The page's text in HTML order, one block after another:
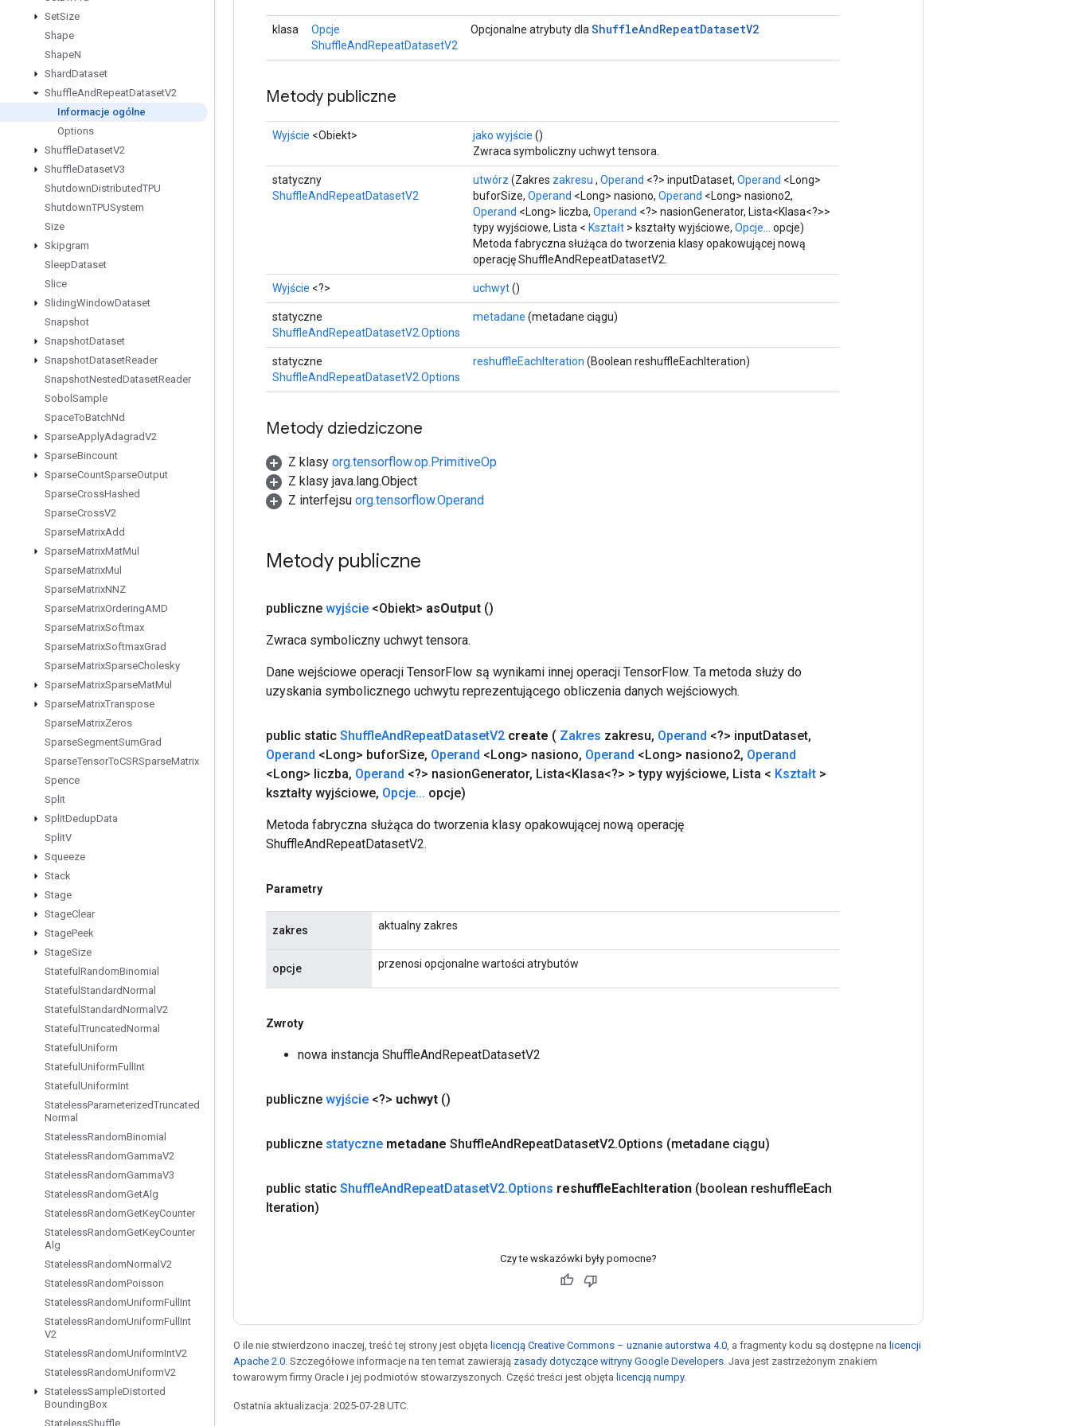
SetSize
Shape
ShapeN
ShardDataset
ShuffleAndRepeatDatasetV2
Informacje ogólne
Options
ShuffleDatasetV2
ShuffleDatasetV3
ShutdownDistributedTPU
ShutdownTPUSystem
Size
Skipgram
SleepDataset
Slice
SlidingWindowDataset
Snapshot
SnapshotDataset
SnapshotDatasetReader
SnapshotNestedDatasetReader
Sobol Sample
SpaceToBatchNd
SparseApplyAdagradV2
SparseBincount
SparseCountSparseOutput
SparseCrossHashed
SparseCrossV2
SparseMatrixAdd
SparseMatrixMatMul
SparseMatrixMul
SparseMatrixNNZ
SparseMatrixOrderingAMD
SparseMatrixSoftmax
SparseMatrixSoftmaxGrad
SparseMatrixSparseCholesky
SparseMatrixSparseMatMul
SparseMatrixTranspose
SparseMatrixZeros
SparseSegmentSumGrad
SparseTensorToCSRSparseMatrix
Spence
Split
SplitDedupData
SplitV
Squeeze
Stack
Stage
StageClear
StagePeek
StageSize
Stateful RandomBinomial
Stateful StandardNormal
Stateful StandardNormal V2
Stateful TruncatedNormal
Stateful Uniform
Stateful UniformFull Int
Stateful UniformInt
StatelessParameterizedTruncated
Normal
StatelessRandomBinomial
StatelessRandomGammaV2
StatelessRandomGammaV3
StatelessRandomGetAlg
StatelessRandomGetKeyCounter
StatelessRandomGetKeyCounter
Alg
StatelessRandomNormal V2
StatelessRandomPoisson
StatelessRandomUniformFull Int
StatelessRandomUniformFull Int
V2
StatelessRandomUniformIntV2
StatelessRandomUniformV2
StatelessSampleDistorted
BoundingBox
StatelessShuffle
klasa
Opcje
ShuffleAndRepeatDatasetV2
Opcjonalne atrybuty dla ShuffleAndRepeatDatasetV2
Metody publiczne
Wyjście <Obiekt> jako wyjście ()
Zwraca symboliczny uchwyt tensora.
statyczny
ShuffleAndRepeatDatasetV2
utwórz (Zakres zakresu , Operand <?> inputDataset, Operand <Long>
buforSize, Operand <Long> nasiono, Operand <Long> nasiono2,
Operand <Long> liczba, Operand <?> nasionGenerator, Lista<Klasa<?>>
typy wyjściowe, Lista < Kształt > kształty wyjściowe, Opcje...
opcje)
Metoda fabryczna służąca do tworzenia klasy opakowującej nową
operację ShuffleAndRepeatDatasetV2.
Wyjście <?> uchwyt()
statyczne
ShuffleAndRepeatDatasetV2.Options
metadane (metadane ciągu)
statyczne
ShuffleAndRepeatDatasetV2.Options
reshuffleEachIteration (Boolean reshuffleEachIteration)
Metody dziedziczone
Z klasy org.tensorflow.op.PrimitiveOp
Z klasy java.lang.Object
Z interfejsu org.tensorflow.Operand
Metody publiczne
publiczne wyjście <Obiekt> asOutput ()
Zwraca symboliczny uchwyt tensora.
Dane wejściowe operacji TensorFlow są wynikami innej operacji TensorFlow. Ta metoda służy do
uzyskania symbolicznego uchwytu reprezentującego obliczenia danych wejściowych.
public static ShuffleAndRepeatDatasetV2 create ( Zakres zakresu, Operand <?> inputDataset,
Operand <Long> buforSize, Operand <Long> nasiono, Operand <Long> nasiono2, Operand
<Long> liczba, Operand <?> nasionGenerator, Lista<Klasa<?> > typy wyjściowe, Lista < Kształt >
kształty wyjściowe, Opcje... opcje)
Metoda fabryczna służąca do tworzenia klasy opakowującej nową operację
ShuffleAndRepeatDatasetV2.
Parametry
zakres aktualny zakres
opcje przenosi opcjonalne wartości atrybutów
Zwroty
nowa instancja ShuffleAndRepeatDatasetV2
publiczne wyjście <?> uchwyt ()
publiczne statyczne metadane ShuffleAndRepeatDatasetV2.Options (metadane ciągu)
public static ShuffleAndRepeatDatasetV2.Options reshuffleEachIteration (boolean reshuffleEach
Iteration)
Czy te wskazówki były pomocne?
O ile nie stwierdzono inaczej, treść tej strony jest objęta licencją Creative Commons – uznanie autorstwa 4.0 , a fragmenty kodu są dostępne na licencji
Apache 2.0 . Szczegółowe informacje na ten temat zawierają zasady dotyczące witryny Google Developers . Java jest zastrzeżonym znakiem
towarowym firmy Oracle i jej podmiotów stowarzyszonych. Część treści jest objęta licencją numpy.
Ostatnia aktualizacja: 2025-07-28 UTC.